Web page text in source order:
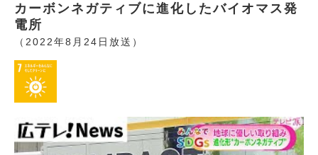
カーボンネガティブに進化したバイオマス発
電所
（2022年8月24日放送）